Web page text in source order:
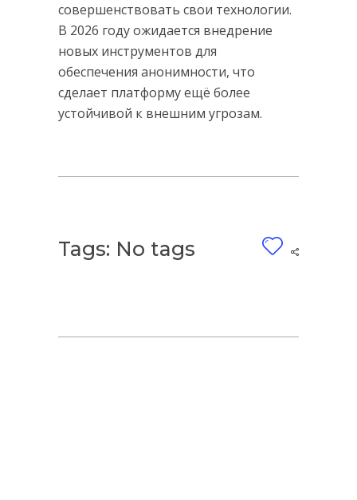
совершенствовать свои технологии.
В 2026 году ожидается внедрение
новых инструментов для
обеспечения анонимности, что
сделает платформу ещё более
устойчивой к внешним угрозам.
Tags: No tags